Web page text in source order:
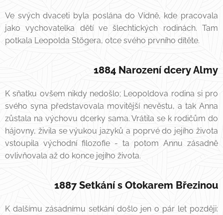
Ve svých dvaceti byla poslána do Vídně, kde pracovala
jako vychovatelka dětí ve šlechtických rodinách. Tam
potkala Leopolda Stögera, otce svého prvního dítěte.
1884 Narození dcery Almy
K sňatku ovšem nikdy nedošlo; Leopoldova rodina si pro
svého syna představovala movitější nevěstu, a tak Anna
zůstala na výchovu dcerky sama. Vrátila se k rodičům do
hájovny, živila se výukou jazyků a poprvé do jejího života
vstoupila východní filozofie - ta potom Annu zásadně
ovlivňovala až do konce jejího života.
1887 Setkání s Otokarem Březinou
K dalšímu zásadnímu setkání došlo jen o pár let později: